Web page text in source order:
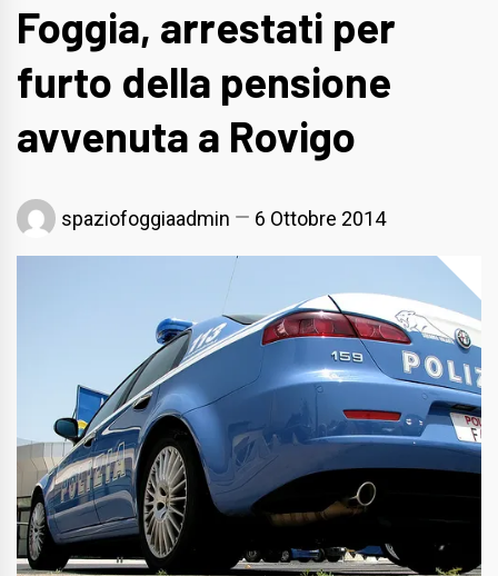
Foggia, arrestati per
furto della pensione
avvenuta a Rovigo
spaziofoggiaadmin 6 Ottobre 2014